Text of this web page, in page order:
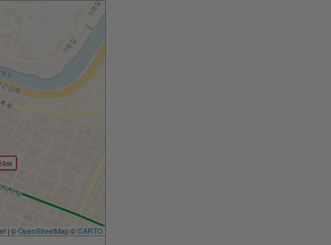
| ©OpenStreetMap©CARTO